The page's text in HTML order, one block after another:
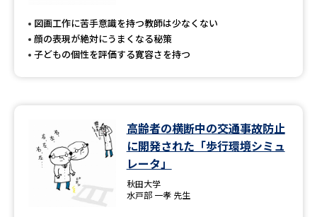
図画工作に苦手意識を持つ教師は少なくない
顔の表現が絶対にうまくなる秘策
子どもの個性を評価する寛容さを持つ
高齢者の横断中の交通事故防止
に開発された「歩行環境シミュ
レータ」
秋田大学
水戸部 一孝 先生